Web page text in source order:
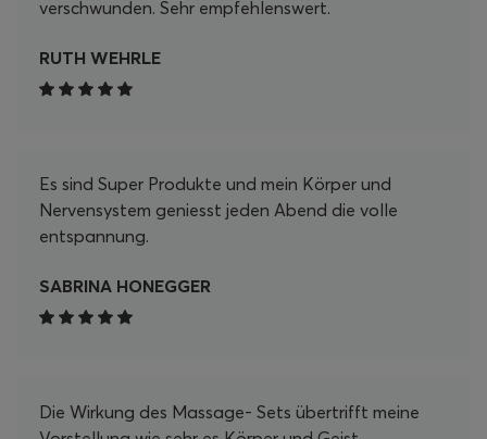
Anliegen wurde umgehend und freundlich
Set jedem empfehlen, der nach einer effektiven
Möglichkeit sucht, sich selbst etwas Gutes zu tun
mit meinem Pranamat Set! Danke, Pranamat!
verschwunden. Sehr empfehlenswert.
RUTH WEHRLE
Es sind Super Produkte und mein Körper und
Nervensystem geniesst jeden Abend die volle
entspannung.
SABRINA HONEGGER
Die Wirkung des Massage- Sets übertrifft meine